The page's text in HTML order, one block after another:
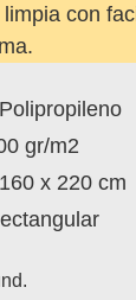
con
gr/m2
x 220 cm